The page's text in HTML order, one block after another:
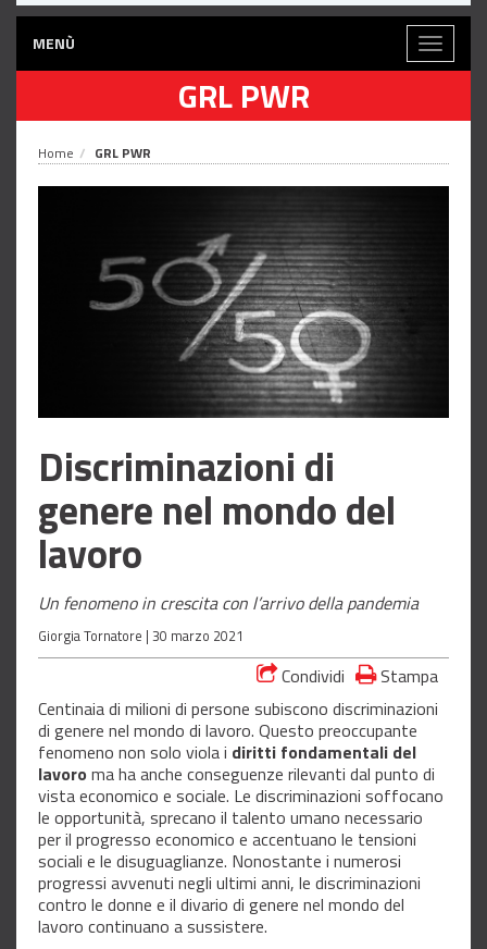
MENÙ
Toggle
GRL PWR
Home GRL PWR
Discriminazioni di
genere nel mondo del
lavoro
Un fenomeno in crescita con l’arrivo della pandemia
Giorgia Tornatore | 30 marzo 2021
Condividi
Stampa
Centinaia di milioni di persone subiscono discriminazioni
di genere nel mondo di lavoro. Questo preoccupante
fenomeno non solo viola i diritti fondamentali del
lavoro ma ha anche conseguenze rilevanti dal punto di
vista economico e sociale. Le discriminazioni soffocano
le opportunità, sprecano il talento umano necessario
per il progresso economico e accentuano le tensioni
sociali e le disuguaglianze. Nonostante i numerosi
progressi avvenuti negli ultimi anni, le discriminazioni
contro le donne e il divario di genere nel mondo del
lavoro continuano a sussistere.